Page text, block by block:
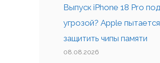
Выпуск iPhone 18 Pro под
угрозой? Apple пытается
защитить чипы памяти
08.08.2026